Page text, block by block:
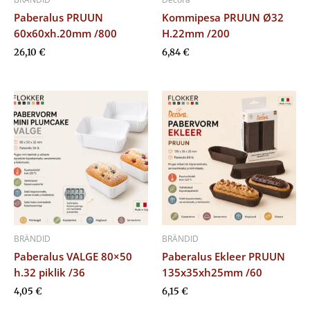
Paberalus PRUUN
60x60xh.20mm /800
26,10 €
Kommipesa PRUUN Ø32
H.22mm /200
6,84€
BRÄNDID
Paberalus VALGE 80×50
h.32 piklik /36
4,05 €
BRÄNDID
Paberalus Ekleer PRUUN
135x35xh25mm /60
6,15 €